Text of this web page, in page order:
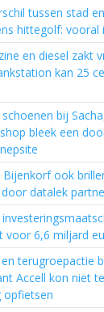
tussen stad
hittegolf: vooral
en diesel zakt
kan 25
bij
bleek een
ook
datalek
voor 6,6 miljard
terugroepactie
Accell kon niet
opfietsen